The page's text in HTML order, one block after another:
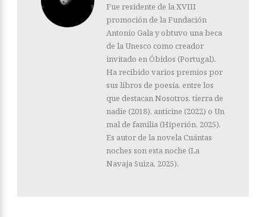
Fue residente de la XVIII
promoción de la Fundación
Antonio Gala y obtuvo una beca
de la Unesco como creador
invitado en Óbidos (Portugal).
Ha recibido varios premios por
sus libros de poesía, entre los
que destacan Nosotros, tierra de
nadie (2018), anticine (2022) o Un
mal de familia (Hiperión, 2025).
Es autor de la novela Cuántas
noches son esta noche (La
Navaja Suiza, 2025).